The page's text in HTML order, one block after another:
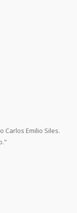
Carlos Emilio Siles.